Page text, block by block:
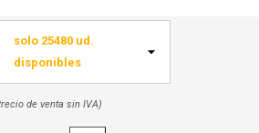
solo 25480 ud.
disponibles
de venta sin IVA)